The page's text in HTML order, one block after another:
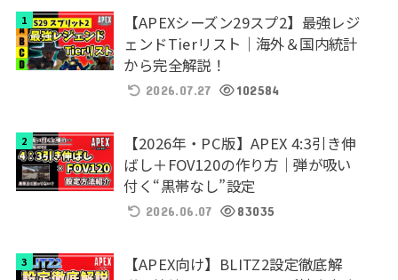
【APEXシーズン29スプ2】最強レジ
ェンドTierリスト｜海外＆国内統計
から完全解説！
2026.07.27 102584
【2026年・PC版】APEX 4:3引き伸
ばし＋FOV120の作り方｜弾が吸い
付く“黒帯なし”設定
2026.06.07 83035
【APEX向け】BLITZ2設定徹底解